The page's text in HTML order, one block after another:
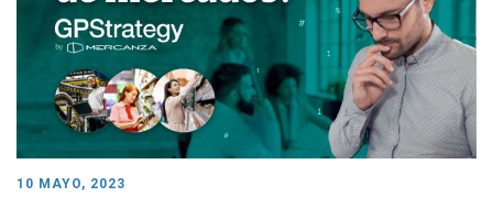
10 MAYO, 2023